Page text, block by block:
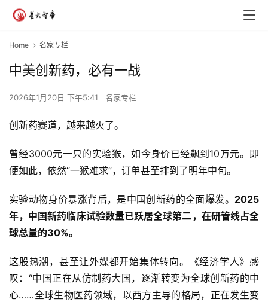
Home 名家专栏
中美创新药，必有一战
2026年1月20日 下午5:41 名家专栏
创新药赛道，越来越火了。
曾经3000元一只的实验猴，如今身价已经飙到10万元。即
便如此，依然“一猴难求”，订单甚至排到了明年中旬。
实验动物身价暴涨背后，是中国创新药的全面爆发。 2025
年，中国新药临床试验数量已跃居全球第二，在研管线占全
球总量的30%。
这股热潮，甚至让外媒都开始集体转向。《经济学人》感
叹：“中国正在从仿制药大国，逐渐转变为全球创新药的中
心……全球生物医药领域，以西方主导的格局，正在发生变